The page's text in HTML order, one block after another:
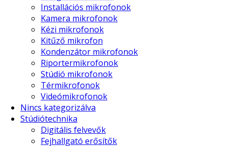
Installációs mikrofonok
Kamera mikrofonok
Kézi mikrofonok
Kitűző mikrofon
Kondenzátor mikrofonok
Riportermikrofonok
Stúdió mikrofonok
Térmikrofonok
Videómikrofonok
Nincs kategorizálva
Stúdiótechnika
Digitális felvevők
Fejhallgató erősítők